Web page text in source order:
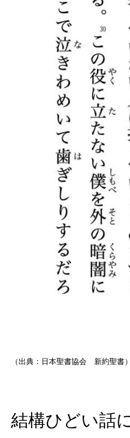
（出典：日本聖書協会 新約聖書）
結構ひどい話